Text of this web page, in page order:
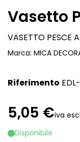
Vasetto
VASETTO PESCE
Marca: MICA
Riferimento
5,05 €iva
Disponibile